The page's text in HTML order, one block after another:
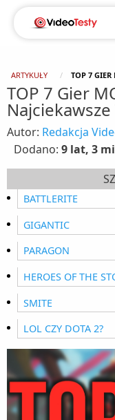
ARTYKUŁY TOP 7 GIER
TOP 7 Gier
Najciekawsze
Autor: Redakcja
Dodano: 9 lat, 3
BATTLERITE
GIGANTIC
PARAGON
HEROES OF THE
SMITE
LOL CZY DOTA 2?